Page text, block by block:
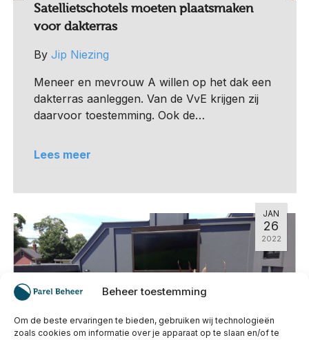
Beheer toestemming
Om de beste ervaringen te bieden, gebruiken wij technologieën
zoals cookies om informatie over je apparaat op te slaan en/of te
Satellietschotels moeten plaatsmaken
voor dakterras
By Jip Niezing
Meneer en mevrouw A willen op het dak een
dakterras aanleggen. Van de VvE krijgen zij
daarvoor toestemming. Ook de…
Lees meer
JAN
26
2022